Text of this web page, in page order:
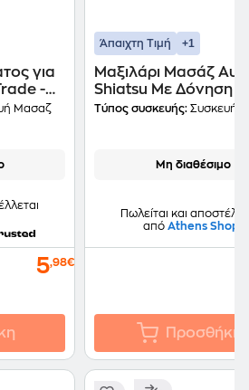
για
-
Μασαζ
5,98€
Άπαιχτη Τιμή +1
Μαξιλάρι Μασάζ
Shiatsu Με Δόνηση -
Τύπος συσκευής: Συσκευή
Μη διαθέσιμο
Πωλείται και
από Athens Shop
Προσθήκη